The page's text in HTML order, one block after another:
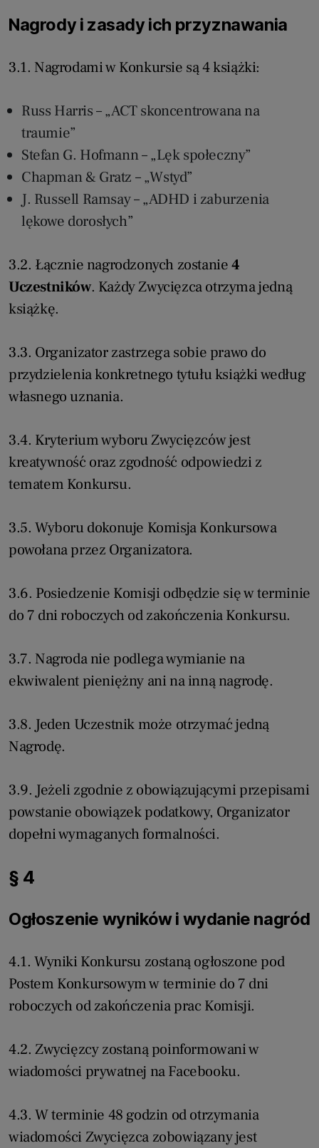
Nagrody i zasady ich przyznawania
3.1. Nagrodami w Konkursie są 4 książki:
Russ Harris – „ACT skoncentrowana na
traumie”
Stefan G. Hofmann – „Lęk społeczny”
Chapman & Gratz – „Wstyd”
J. Russell Ramsay – „ADHD i zaburzenia
lękowe dorosłych”
3.2. Łącznie nagrodzonych zostanie4
Uczestników. Każdy Zwycięzca otrzyma jedną
książkę.
3.3. Organizator zastrzega sobie prawo do
przydzielenia konkretnego tytułu książki według
własnego uznania.
3.4. Kryterium wyboru Zwycięzców jest
kreatywność oraz zgodność odpowiedzi z
tematem Konkursu.
3.5. Wyboru dokonuje Komisja Konkursowa
powołana przez Organizatora.
3.6. Posiedzenie Komisji odbędzie się w terminie
do 7 dni roboczych od zakończenia Konkursu.
3.7. Nagroda nie podlega wymianie na
ekwiwalent pieniężny ani na inną nagrodę.
3.8. Jeden Uczestnik może otrzymać jedną
Nagrodę.
3.9. Jeżeli zgodnie z obowiązującymi przepisami
powstanie obowiązek podatkowy, Organizator
dopełni wymaganych formalności.
§ 4
Ogłoszenie wyników i wydanie nagród
4.1. Wyniki Konkursu zostaną ogłoszone pod
Postem Konkursowym w terminie do 7 dni
roboczych od zakończenia prac Komisji.
4.2. Zwycięzcy zostaną poinformowani w
wiadomości prywatnej na Facebooku.
4.3. W terminie 48 godzin od otrzymania
wiadomości Zwycięzca zobowiązany jest